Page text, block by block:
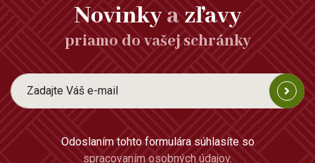
Novinkyazľavy
priamo do vašej schránky
Odoslaním tohto formulára súhlasíte so
spracovaním osobných údajov.